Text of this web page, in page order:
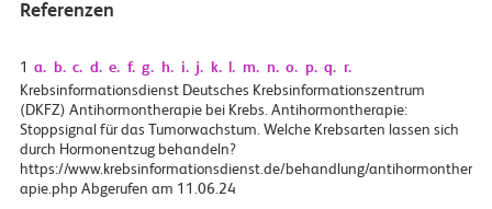
Referenzen
1 a. b. c. d. e. f. g. h. i. j. k. l. m. n. o. p. q. r.
Krebsinformationsdienst Deutsches Krebsinformationszentrum
(DKFZ) Antihormontherapie bei Krebs. Antihormontherapie:
Stoppsignal für das Tumorwachstum. Welche Krebsarten lassen sich
durch Hormonentzug behandeln?
https://www.krebsinformationsdienst.de/behandlung/antihormonther
apie.php Abgerufen am 11.06.24